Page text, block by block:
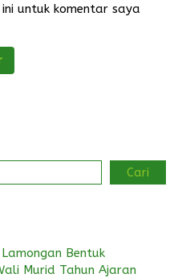
untuk komentar saya
Cari
Bentuk
Murid Tahun Ajaran